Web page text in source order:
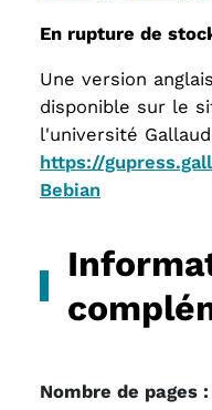
En rupture de
Une version
disponible sur le
l'université
https://
Bebian
Nombre de pages :